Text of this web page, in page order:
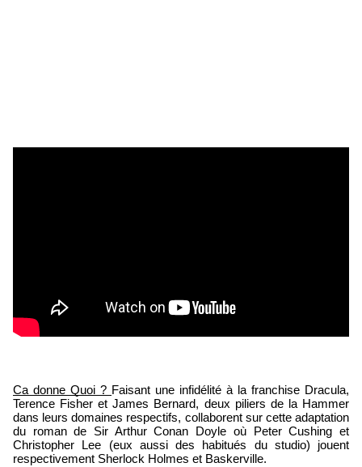
Ca donne Quoi ? Faisant une infidélité à la franchise Dracula,
Terence Fisher et James Bernard, deux piliers de la Hammer
dans leurs domaines respectifs, collaborent sur cette adaptation
du roman de Sir Arthur Conan Doyle où Peter Cushing et
Christopher Lee (eux aussi des habitués du studio) jouent
respectivement Sherlock Holmes et Baskerville.